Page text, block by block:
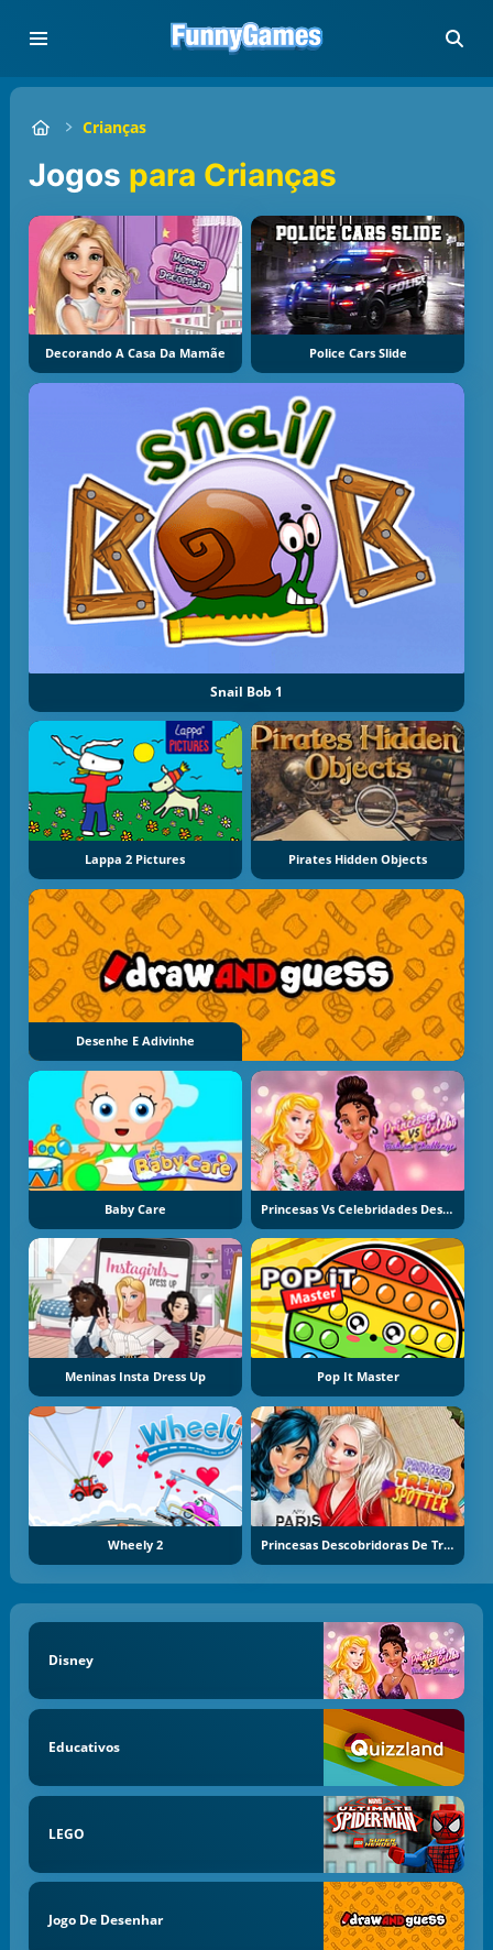
Crianças
Jogos para Crianças
Decorando A Casa Da Mamãe Police Cars Slide
Snail Bob 1
Lappa 2 Pictures Pirates Hidden Objects
Desenhe E Adivinhe
Baby Care Princesas Vs Celebridades Desafio De Moda
Meninas Insta Dress Up Pop It Master
Wheely 2 Princesas Descobridoras De Trends
Disney
Educativos
LEGO
Jogo De Desenhar